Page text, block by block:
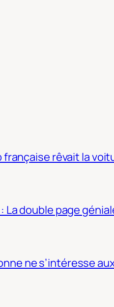
française rêvait la
La double page
ne s’intéresse